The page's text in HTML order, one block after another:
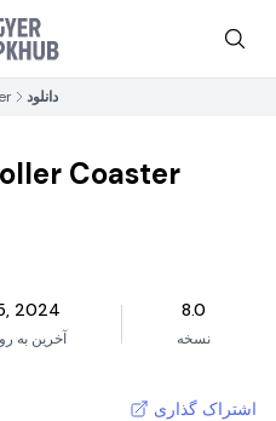
دانلود
Coaster
2024
آخرین به
8.0
نسخه
اشتراک گذاری